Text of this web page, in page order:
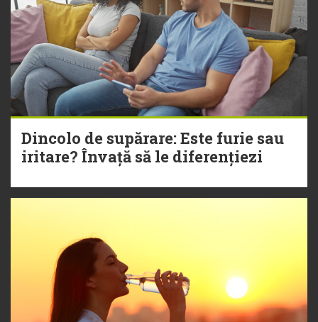
Dincolo de supărare: Este furie sau
iritare? Învață să le diferențiezi